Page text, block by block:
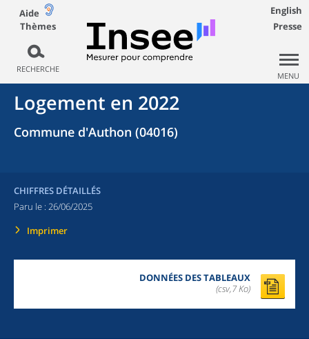
Aide
Thèmes
RECHERCHE
English
Presse
MENU
Logement en 2022
Commune d'Authon (04016)
CHIFFRES DÉTAILLÉS
Paru le : 26/06/2025
Imprimer
DONNÉES DES TABLEAUX
(csv,7 Ko)